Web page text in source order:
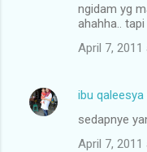
ngidam yg
ahahha.. tapi
April 7, 2011
ibu qaleesya
sedapnye
April 7, 2011